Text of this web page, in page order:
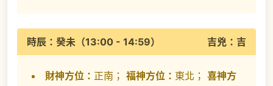
時辰：癸未（13:00 - 14:59） 吉兇：吉
財神方位： 正南； 福神方位： 東北； 喜神方